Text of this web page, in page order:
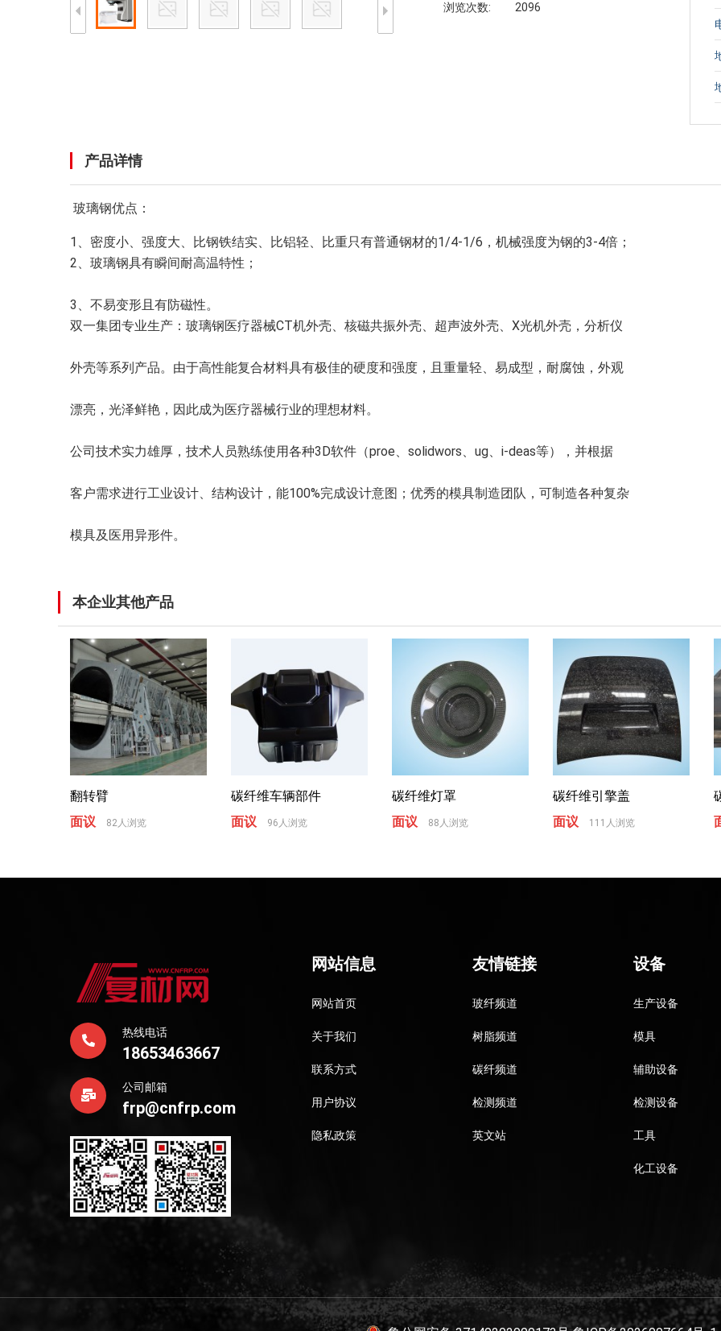
浏览次数: 2096
产品详情
玻璃钢优点：
1、密度小、强度大、比钢铁结实、比铝轻、比重只有普通钢材的1/4-1/6，机械强度为钢的3-4倍；
2、玻璃钢具有瞬间耐高温特性；
3、不易变形且有防磁性。
双一集团专业生产：玻璃钢医疗器械CT机外壳、核磁共振外壳、超声波外壳、X光机外壳，分析仪
外壳等系列产品。由于高性能复合材料具有极佳的硬度和强度，且重量轻、易成型，耐腐蚀，外观
漂亮，光泽鲜艳，因此成为医疗器械行业的理想材料。
公司技术实力雄厚，技术人员熟练使用各种3D软件（proe、solidwors、ug、i-deas等），并根据
客户需求进行工业设计、结构设计，能100%完成设计意图；优秀的模具制造团队，可制造各种复杂
模具及医用异形件。
本企业其他产品
翻转臂
面议
82人浏览
碳纤维车辆部件
面议
96人浏览
碳纤维灯罩
面议
88人浏览
碳纤维引擎盖
面议
111人浏览
热线电话
18653463667
公司邮箱
frp@cnfrp.com
网站信息
网站首页
关于我们
联系方式
用户协议
隐私政策
友情链接
玻纤频道
树脂频道
碳纤频道
检测频道
英文站
设备
生产设备
模具
辅助设备
检测设备
工具
化工设备